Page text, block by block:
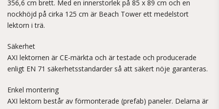
356,6 cm brett. Med en innerstorlek på 85 x 89 cm och en
nockhöjd på cirka 125 cm är Beach Tower ett medelstort
lektorn i trä.
Säkerhet
AXI lektornen är CE-märkta och är testade och producerade
enligt EN 71 säkerhetsstandarder så att säkert nöje garanteras.
Enkel montering
AXI lektorn består av förmonterade (prefab) paneler. Delarna är